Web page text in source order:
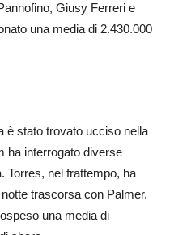
Giusy Ferreri e
una media di 2.430.000
è stato trovato ucciso nella
ha interrogato diverse
Torres, nel frattempo, ha
trascorsa con Palmer.
una media di